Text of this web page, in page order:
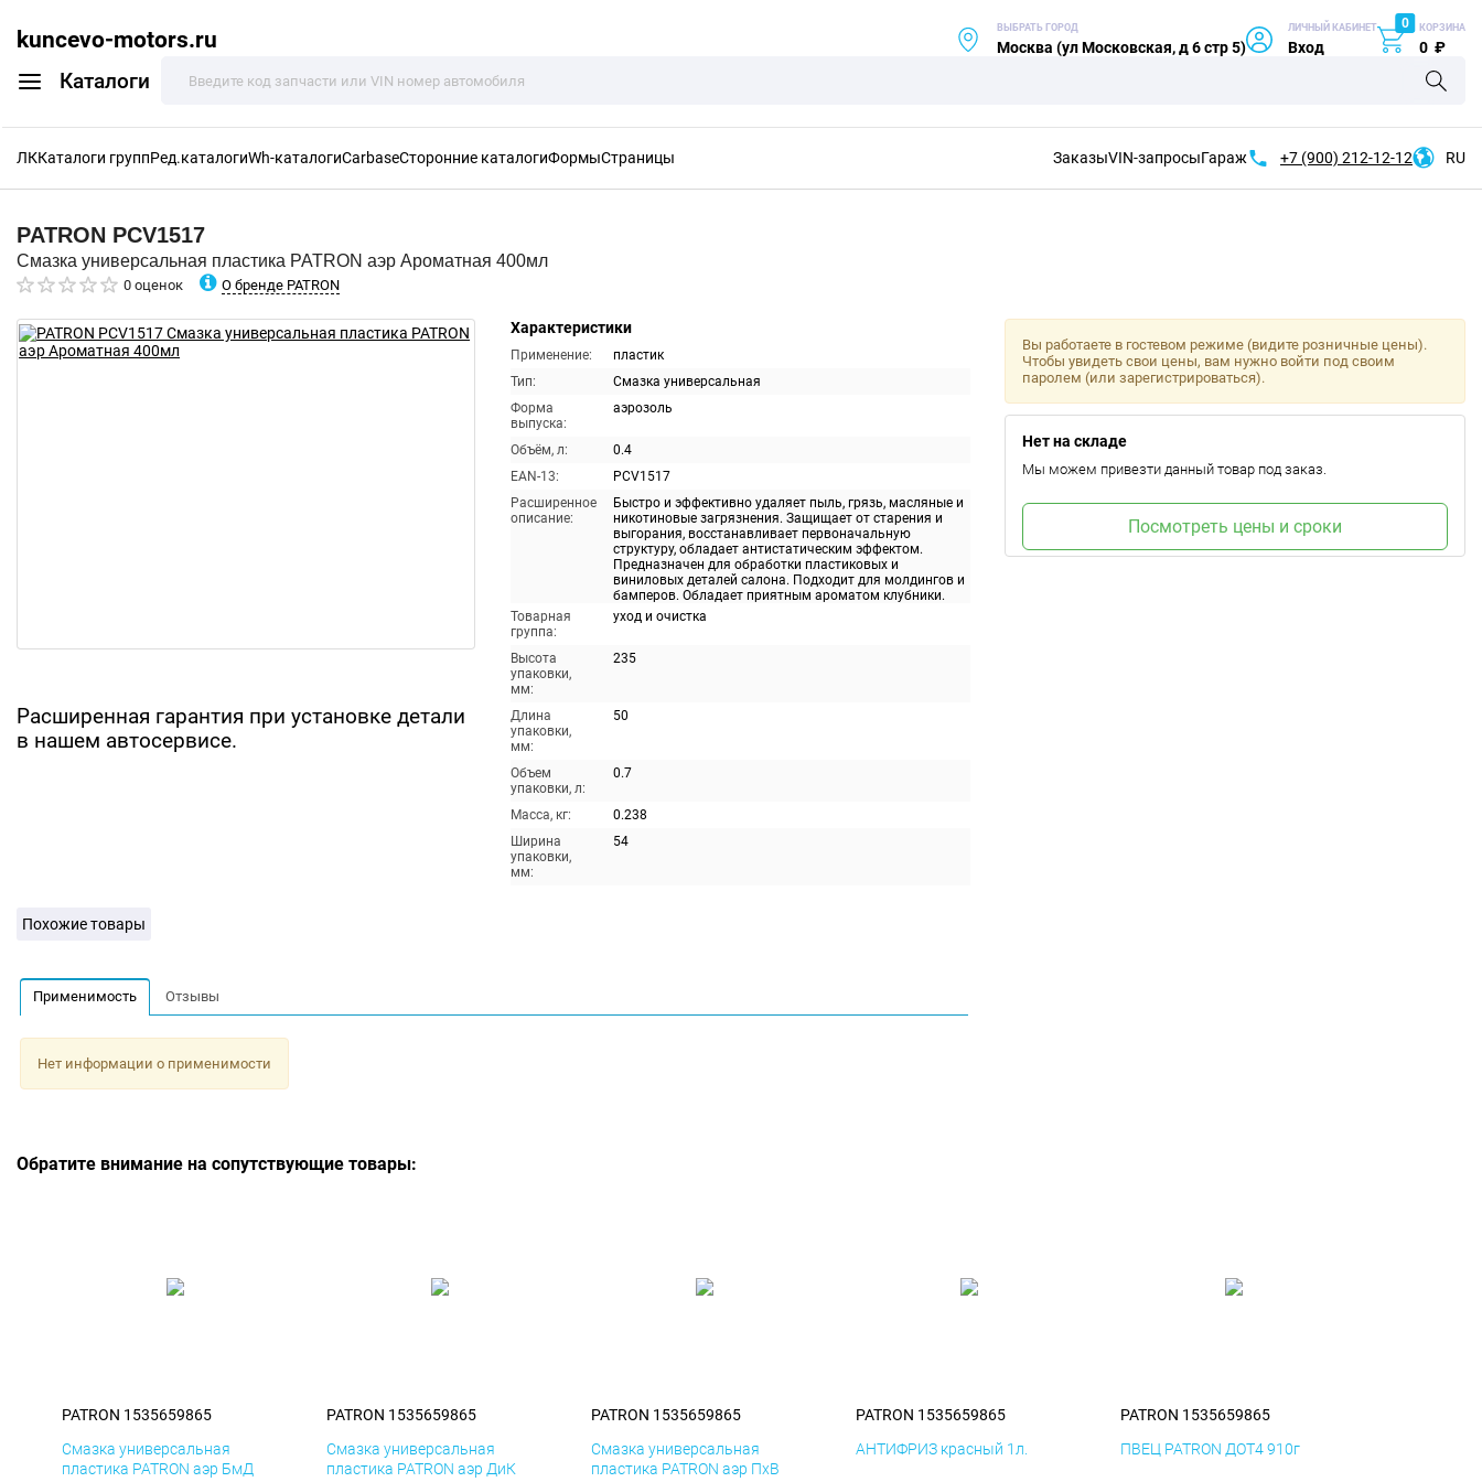
kuncevo-motors.ru
Каталоги
ВЫБРАТЬ ГОРОД
Москва (ул Московская, д 6 стр 5)
ЛИЧНЫЙ КАБИНЕТ
Вход
0 КОРЗИНА
0 ₽
ЛККаталоги группРед.каталогиWh-каталогиCarbaseСторонние каталогиФормыСтраницы ЗаказыVIN-запросыГараж +7 (900) 212-12-12 RU
PATRON PCV1517
Смазка универсальная пластика PATRON аэр Ароматная 400мл
0 оценок О бренде PATRON
Расширенная гарантия при установке детали
в нашем автосервисе.
Характеристики
Применение:
пластик
Тип:
Смазка универсальная
Форма
выпуска:
аэрозоль
Объём, л:
0.4
EAN-13:
PCV1517
Расширенное
описание:
Быстро и эффективно удаляет пыль, грязь, масляные и
никотиновые загрязнения. Защищает от старения и
выгорания, восстанавливает первоначальную
структуру, обладает антистатическим эффектом.
Предназначен для обработки пластиковых и
виниловых деталей салона. Подходит для молдингов и
бамперов. Обладает приятным ароматом клубники.
Товарная
группа:
уход и очистка
Высота
упаковки,
мм:
235
Длина
упаковки,
мм:
50
Объем
упаковки, л:
0.7
Масса, кг:
0.238
Ширина
упаковки,
мм:
54
Вы работаете в гостевом режиме (видите розничные цены).
Чтобы увидеть свои цены, вам нужно войти под своим
паролем (или зарегистрироваться).
Нет на складе
Мы можем привезти данный товар под заказ.
Посмотреть цены и сроки
Похожие товары
Применимость Отзывы
Нет информации о применимости
Обратите внимание на сопутствующие товары:
PATRON 1535659865
Смазка универсальная
пластика PATRON аэр БмД
PATRON 1535659865
Смазка универсальная
пластика PATRON аэр ДиК
PATRON 1535659865
Смазка универсальная
пластика PATRON аэр ПхВ
PATRON 1535659865
АНТИФРИЗ красный 1л.
PATRON 1535659865
ПВЕЦ PATRON ДОТ4 910г